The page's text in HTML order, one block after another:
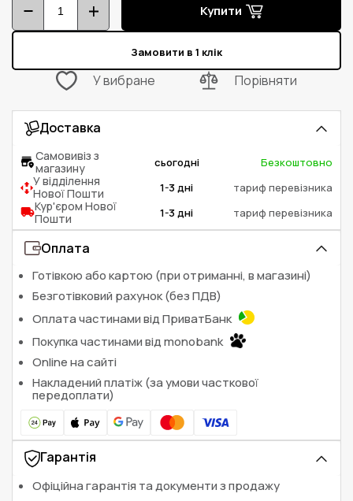
Купити
Замовити в 1 клік
У вибране Порівняти
Доставка
Самовивіз з
магазину
сьогодні Безкоштовно
У відділення
Нової Пошти
1-3 дні тариф перевізника
Кур'єром Нової
Пошти
1-3 дні тариф перевізника
Оплата
Готівкою або картою (при отриманні, в магазині)
Безготівковий рахунок (без ПДВ)
Оплата частинами від ПриватБанк
Покупка частинами від monobank
Online на сайті
Накладений платіж (за умови часткової
передоплати)
Гарантія
Офіційна гарантія та документи з продажу